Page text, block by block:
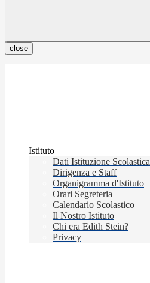
close
Istituto
Dati Istituzione Scolastica
Dirigenza e Staff
Organigramma d'Istituto
Orari Segreteria
Calendario Scolastico
Il Nostro Istituto
Chi era Edith Stein?
Privacy